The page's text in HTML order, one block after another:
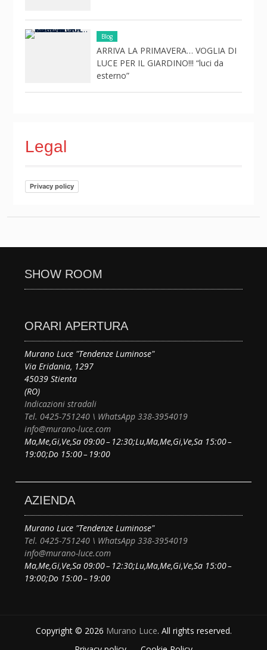
Blog
ARRIVA LA PRIMAVERA… VOGLIA DI
LUCE PER IL GIARDINO!!! “luci da
esterno”
Legal
Privacy policy
SHOW ROOM
ORARI APERTURA
Murano Luce "Tendenze Luminose"
Via Eridania, 1297
45039 Stienta
(RO)
Indicazioni stradali
Tel. 0425-751240 \ WhatsApp 338-3954019
info@murano-luce.com
Ma,Me,Gi,Ve,Sa 09:00 – 12:30;Lu,Ma,Me,Gi,Ve,Sa 15:00 –
19:00;Do 15:00 – 19:00
AZIENDA
Murano Luce "Tendenze Luminose"
Tel. 0425-751240 \ WhatsApp 338-3954019
info@murano-luce.com
Ma,Me,Gi,Ve,Sa 09:00 – 12:30;Lu,Ma,Me,Gi,Ve,Sa 15:00 –
19:00;Do 15:00 – 19:00
Copyright © 2026 Murano Luce. All rights reserved.